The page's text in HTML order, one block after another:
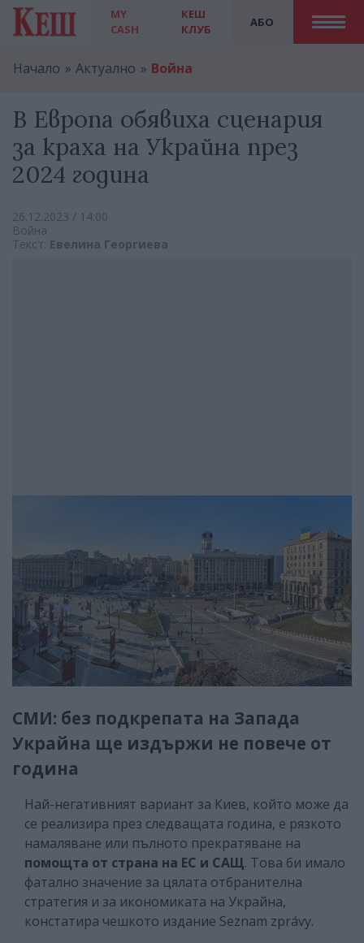
MY
CASH
АБО
КЕШ
КЛУБ
Начало Актуално Война
В Европа обявиха сценария
за краха на Украйна през
2024 година
26.12.2023 / 14:00
Война
Текст: Евелина Георгиева
СМИ: без подкрепата на Запада
Украйна ще издържи не повече от
година
Най-негативният вариант за Киев, който може да
се реализира през следващата година, е рязкото
намаляване или пълното прекратяване на
помощта от страна на ЕС и САЩ. Това би имало
фатално значение за цялата отбранителна
стратегия и за икономиката на Украйна,
констатира чешкото издание Seznam zprávy.